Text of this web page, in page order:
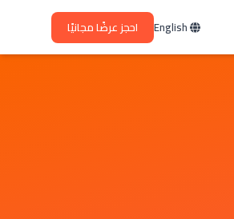
احجز عرضًا مجانيًا